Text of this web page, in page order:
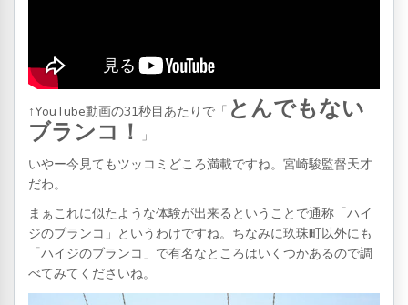
↑YouTube動画の31秒目あたりで「 とんでもない
ブランコ！ 」
いやー今見てもツッコミどころ満載ですね。宮崎駿監督天才
だわ。
まぁこれに似たような体験が出来るということで通称「ハイ
ジのブランコ」というわけですね。ちなみに玖珠町以外にも
「ハイジのブランコ」で有名なところはいくつかあるので調
べてみてくださいね。